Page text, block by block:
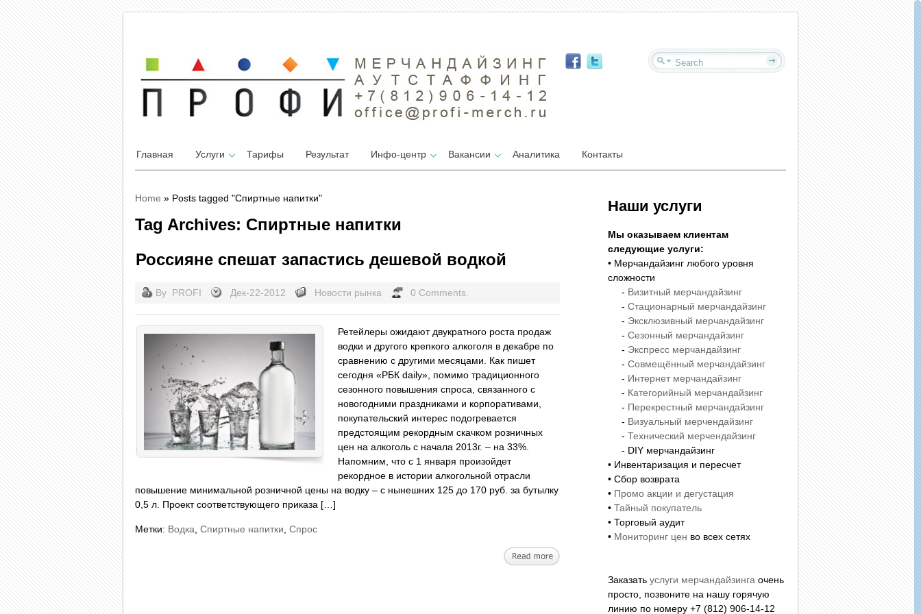
Главная Услуги Тарифы Результат Инфо-центр Вакансии Аналитика Контакты
Home » Posts tagged "Спиртные напитки"
Tag Archives: Спиртные напитки
Россияне спешат запастись дешевой водкой
By PROFI Дек-22-2012 Новости рынка 0 Comments.
Ретейлеры ожидают двукратного роста продаж
водки и другого крепкого алкоголя в декабре по
сравнению с другими месяцами. Как пишет
сегодня «РБК daily», помимо традиционного
сезонного повышения спроса, связанного с
новогодними праздниками и корпоративами,
покупательский интерес подогревается
предстоящим рекордным скачком розничных
цен на алкоголь с начала 2013г. – на 33%.
Напомним, что с 1 января произойдет
рекордное в истории алкогольной отрасли
повышение минимальной розничной цены на водку – с нынешних 125 до 170 руб. за бутылку
0,5 л. Проект соответствующего приказа […]
Метки: Водка Спиртные напитки Спрос
Наши услуги
Мы оказываем клиентам
следующие услуги:
• Мерчандайзинг любого уровня
сложности
- Визитный мерчандайзинг
- Стационарный мерчандайзинг
- Эксклюзивный мерчандайзинг
- Сезонный мерчандайзинг
- Экспресс мерчандайзинг
- Совмещённый мерчандайзинг
- Интернет мерчандайзинг
- Категорийный мерчандайзинг
- Перекрестный мерчандайзинг
- Визуальный мерчендайзинг
- Технический мерчендайзинг
- DIY мерчандайзинг
• Инвентаризация и пересчет
• Сбор возврата
• Промо акции и дегустация
• Тайный покупатель
• Торговый аудит
• Мониторинг цен во всех сетях
Заказать услуги мерчандайзинга очень
просто, позвоните на нашу горячую
линию по номеру +7 (812) 906-14-12